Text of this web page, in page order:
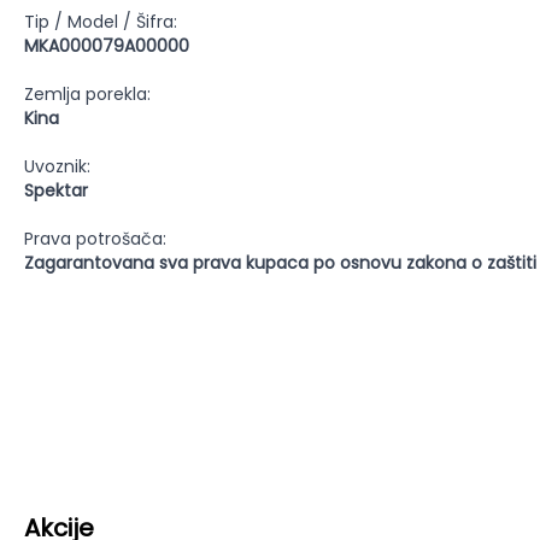
Tip / Model / Šifra:
MKA000079A00000
Zemlja porekla:
Kina
Uvoznik:
Spektar
Prava potrošača:
Zagarantovana sva prava kupaca po osnovu zakona o
Akcije